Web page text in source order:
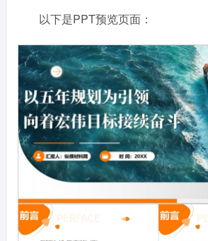
以下是PPT预览页面：